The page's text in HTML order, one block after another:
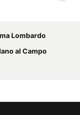
Lombardo
al Campo